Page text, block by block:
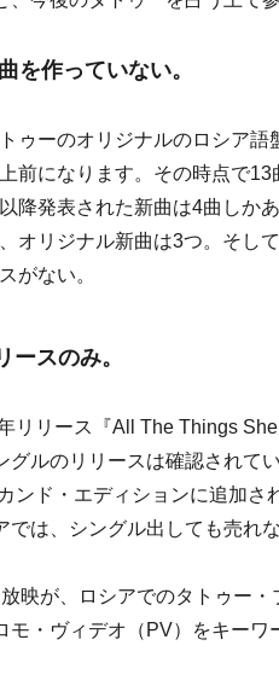
を作っていない。
ゥーのオリジナルのロシア
前になります。その時点で
降発表された新曲は4曲しか
オリジナル新曲は3つ。そし
がない。
ースのみ。
リリース『All The Things
グルのリリースは確認されて
ンド・エディションに追加
では、シングル出しても売れ
映が、ロシアでのタトゥー
モ・ヴィデオ（PV）をキーワ